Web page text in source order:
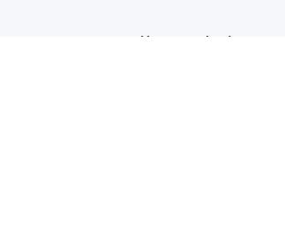
Nous contacter